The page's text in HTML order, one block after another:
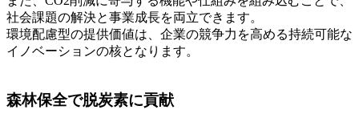
社会課題の解決と事業成長を両立できます。
環境配慮型の提供価値は、企業の競争力を高める持続可能な
イノベーションの核となります。
森林保全で脱炭素に貢献